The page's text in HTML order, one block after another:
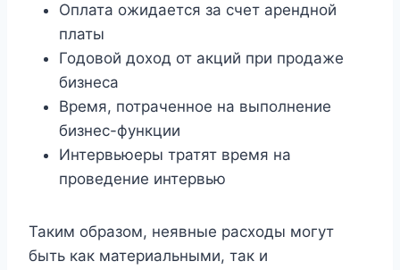
Оплата ожидается за счет арендной
платы
Годовой доход от акций при продаже
бизнеса
Время, потраченное на выполнение
бизнес-функции
Интервьюеры тратят время на
проведение интервью
Таким образом, неявные расходы могут
быть как материальными, так и